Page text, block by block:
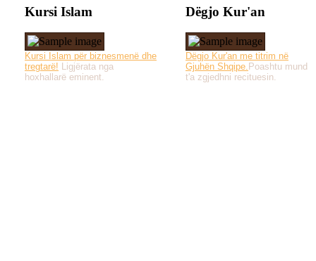
Kursi Islam
Kursi Islam për biznesmenë dhe
tregtarë! Ligjërata nga
hoxhallarë eminent.
Dëgjo Kur'an
Dëgjo Kur'an me titrim në
Gjuhën Shqipe. Poashtu mund
t'a zgjedhni recituesin.